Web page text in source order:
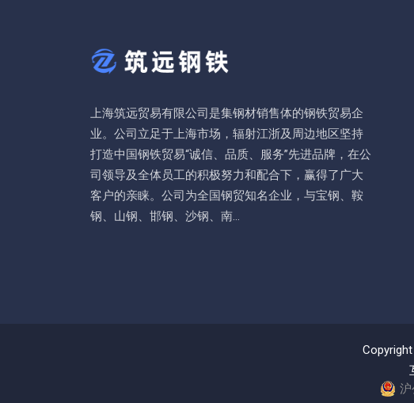
上海筑远贸易有限公司是集钢材销售体的钢铁贸易企
业。公司立足于上海市场，辐射江浙及周边地区坚持
打造中国钢铁贸易“诚信、品质、服务”先进品牌，在公
司领导及全体员工的积极努力和配合下，赢得了广大
客户的亲睐。公司为全国钢贸知名企业，与宝钢、鞍
钢、山钢、邯钢、沙钢、南...
沪